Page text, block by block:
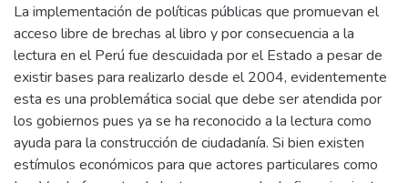
La implementación de políticas públicas que promuevan el
acceso libre de brechas al libro y por consecuencia a la
lectura en el Perú fue descuidada por el Estado a pesar de
existir bases para realizarlo desde el 2004, evidentemente
esta es una problemática social que debe ser atendida por
los gobiernos pues ya se ha reconocido a la lectura como
ayuda para la construcción de ciudadanía. Si bien existen
estímulos económicos para que actores particulares como